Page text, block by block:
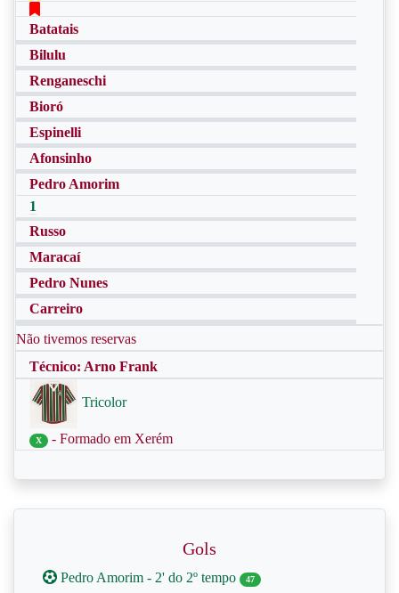
Batatais
Bilulu
Renganeschi
Bioró
Espinelli
Afonsinho
Pedro Amorim
1
Russo
Maracaí
Pedro Nunes
Carreiro
Não tivemos reservas
Técnico: Arno Frank
Tricolor
X - Formado em Xerém
Gols
Pedro Amorim - 2' do 2º tempo 47